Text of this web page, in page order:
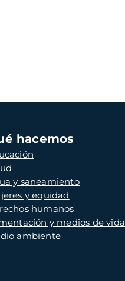
hacemos
y saneamiento
y equidad
humanos
y medios de vida
ambiente